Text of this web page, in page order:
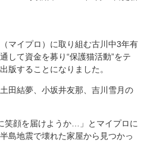
マイプロ）に取り組む古川中3年有
して資金を募り“保護猫活動”をテ
版することになりました。
田結夢、小坂井友那、吉川雪月の
笑顔を届けようか…」とマイプロに
島地震で壊れた家屋から見つかっ